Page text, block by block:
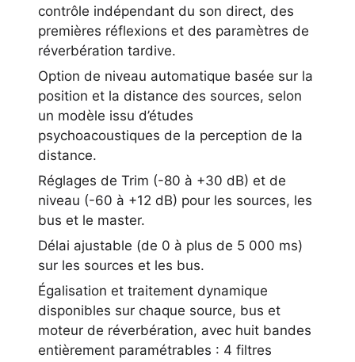
contrôle indépendant du son direct, des
premières réflexions et des paramètres de
réverbération tardive.
Option de niveau automatique basée sur la
position et la distance des sources, selon
un modèle issu d’études
psychoacoustiques de la perception de la
distance.
Réglages de Trim (-80 à +30 dB) et de
niveau (-60 à +12 dB) pour les sources, les
bus et le master.
Délai ajustable (de 0 à plus de 5 000 ms)
sur les sources et les bus.
Égalisation et traitement dynamique
disponibles sur chaque source, bus et
moteur de réverbération, avec huit bandes
entièrement paramétrables : 4 filtres